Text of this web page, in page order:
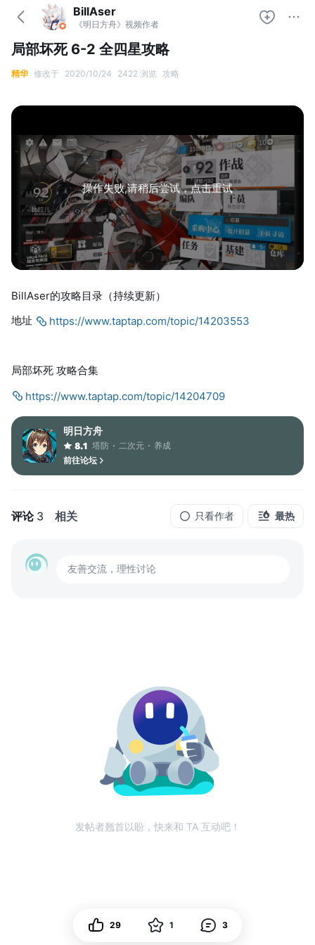
BillAser
《明日方舟》视频作者
局部坏死 6-2 全四星攻略
精华 修改于 2020/10/24 2422 浏览 攻略
操作失败,请稍后尝试，点击重试
BillAser的攻略目录（持续更新）
地址
https://www.taptap.com/topic/14203553
局部坏死 攻略合集
https://www.taptap.com/topic/14204709
明日方舟
8.1 塔防 二次元
养成
前往论坛
评论 3 相关 只看作者 最热
友善交流，理性讨论
发帖者翘首以盼，快来和 TA 互动吧！
29 1 3